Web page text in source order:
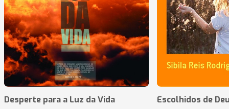
Desperte para a Luz da Vida Escolhidos de